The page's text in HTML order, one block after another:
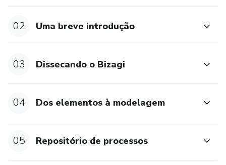
teorias essenciais diretamente na modelagem BPM.
- Proficiência na Notação BPMN: Use cada elemento BPM
com precisão e clareza.
- Expertise no Bizagi Modeler: Manipule todas as funções
desta poderosa ferramenta seguindo as melhores práticas.
- Capacidade de Modelar Processos Eficazmente:
Transforme dados coletados em modelos de processos
eficientes e otimizados.
Ao concluir este curso, você não apenas compreenderá a
02 Uma breve introdução
03 Dissecando o Bizagi
04 Dos elementos à modelagem
05 Repositório de processos